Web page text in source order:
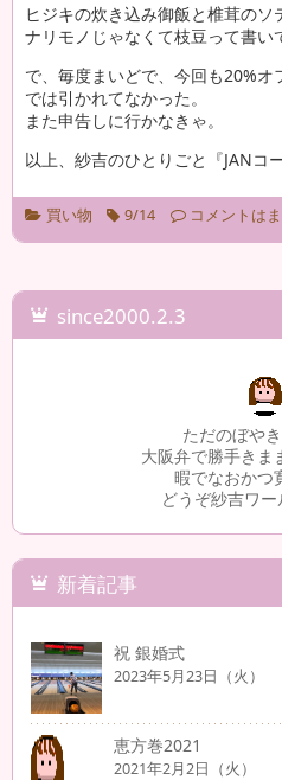
ヒジキの炊き込み御飯と椎茸のソ
ナリモノじゃなくて枝豆って書い
で、毎度まいどで、今回も20%オ
では引かれてなかった。
また申告しに行かなきゃ。
以上、紗吉のひとりごと『JANコ
買い物 9/14 コメントは
since2000.2.3
ただのぼや
大阪弁で勝手きま
暇でなおかつ
どうぞ紗吉ワ
新着記事
祝 銀婚式
2023年5月23日（火）
恵方巻2021
2021年2月2日（火）